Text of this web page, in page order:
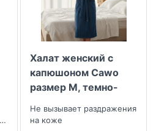
Халат женский с
капюшоном Cawo
размер M, темно-
Не вызывает раздражения
на коже